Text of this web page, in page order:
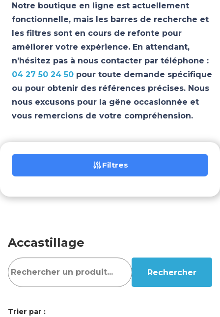
Notre boutique en ligne est actuellement
fonctionnelle, mais les barres de recherche et
les filtres sont en cours de refonte pour
améliorer votre expérience. En attendant,
n’hésitez pas à nous contacter par téléphone :
04 27 50 24 50 pour toute demande spécifique
ou pour obtenir des références précises. Nous
nous excusons pour la gêne occasionnée et
vous remercions de votre compréhension.
Filtres
Accastillage
Rechercher
Trier par :